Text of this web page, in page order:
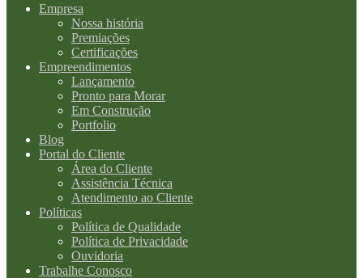
Empresa
Nossa história
Premiações
Certificações
Empreendimentos
Lançamento
Pronto para Morar
Em Construção
Portfolio
Blog
Portal do Cliente
Área do Cliente
Assistência Técnica
Atendimento ao Cliente
Políticas
Política de Qualidade
Política de Privacidade
Ouvidoria
Trabalhe Conosco